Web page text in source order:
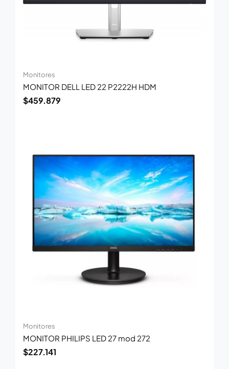
Monitores
MONITOR DELL LED 22 P2222H HDM
$459.879
Monitores
MONITOR PHILIPS LED 27 mod 272
$227.141